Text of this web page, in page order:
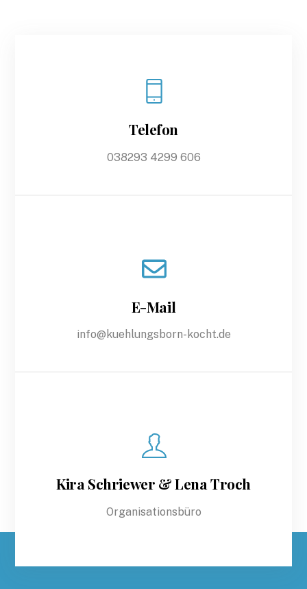
Telefon
038293 4299 606
E-Mail
info@kuehlungsborn-kocht.de
Kira Schriewer & Lena Troch
Organisationsbüro